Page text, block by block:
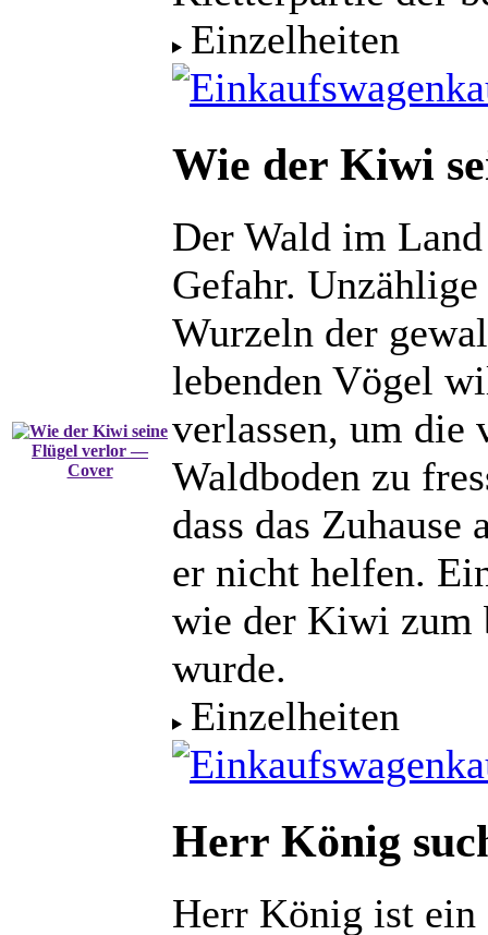
Einzelheiten
Wie der Kiwi
Der Wald im
Gefahr.
Wurzeln der
lebenden Vögel
verlassen, um die
Waldboden zu
dass das
er nicht helfen.
wie der Kiwi zum
wurde.
Einzelheiten
Herr König
Herr König ist ein